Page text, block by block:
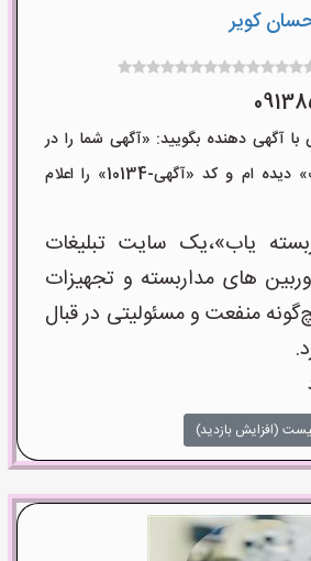
کویر
آگهی دهنده بگویید: «آگهی شما را در
سایت «مداربسته یاب» دیده ام و کد «آگهی-10134» را اعلام
یاب»،یک سایت تبلیغات
های مداربسته و تجهیزات
منفعت و مسئولیتی در قبال
(افزایش بازدید)